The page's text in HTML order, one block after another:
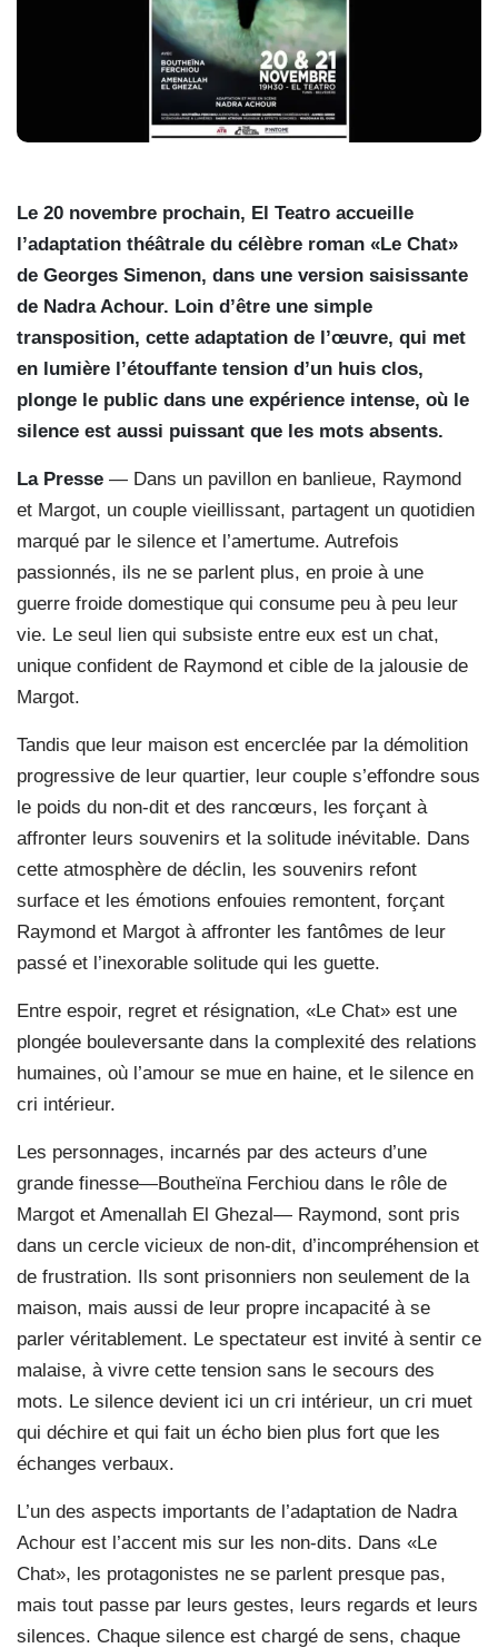
Le 20 novembre prochain, El Teatro accueille
l’adaptation théâtrale du célèbre roman «Le Chat»
de Georges Simenon, dans une version saisissante
de Nadra Achour. Loin d’être une simple
transposition, cette adaptation de l’œuvre, qui met
en lumière l’étouffante tension d’un huis clos,
plonge le public dans une expérience intense, où le
silence est aussi puissant que les mots absents.
La Presse — Dans un pavillon en banlieue, Raymond
et Margot, un couple vieillissant, partagent un quotidien
marqué par le silence et l’amertume. Autrefois
passionnés, ils ne se parlent plus, en proie à une
guerre froide domestique qui consume peu à peu leur
vie. Le seul lien qui subsiste entre eux est un chat,
unique confident de Raymond et cible de la jalousie de
Margot.
Tandis que leur maison est encerclée par la démolition
progressive de leur quartier, leur couple s’effondre sous
le poids du non-dit et des rancœurs, les forçant à
affronter leurs souvenirs et la solitude inévitable. Dans
cette atmosphère de déclin, les souvenirs refont
surface et les émotions enfouies remontent, forçant
Raymond et Margot à affronter les fantômes de leur
passé et l’inexorable solitude qui les guette.
Entre espoir, regret et résignation, «Le Chat» est une
plongée bouleversante dans la complexité des relations
humaines, où l’amour se mue en haine, et le silence en
cri intérieur.
Les personnages, incarnés par des acteurs d’une
grande finesse—Boutheïna Ferchiou dans le rôle de
Margot et Amenallah El Ghezal— Raymond, sont pris
dans un cercle vicieux de non-dit, d’incompréhension et
de frustration. Ils sont prisonniers non seulement de la
maison, mais aussi de leur propre incapacité à se
parler véritablement. Le spectateur est invité à sentir ce
malaise, à vivre cette tension sans le secours des
mots. Le silence devient ici un cri intérieur, un cri muet
qui déchire et qui fait un écho bien plus fort que les
échanges verbaux.
L’un des aspects importants de l’adaptation de Nadra
Achour est l’accent mis sur les non-dits. Dans «Le
Chat», les protagonistes ne se parlent presque pas,
mais tout passe par leurs gestes, leurs regards et leurs
silences. Chaque silence est chargé de sens, chaque